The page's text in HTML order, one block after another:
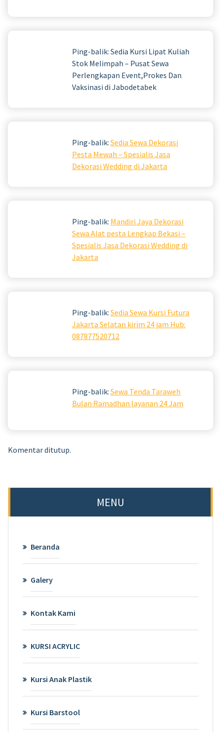
Ping-balik: Sedia Kursi Lipat Kuliah
Stok Melimpah – Pusat Sewa
Perlengkapan Event,Prokes Dan
Vaksinasi di Jabodetabek
Ping-balik: Sedia Sewa Dekorasi
Pesta Mewah – Spesialis Jasa
Dekorasi Wedding di Jakarta
Ping-balik: Mandiri Jaya Dekorasi
Sewa Alat pesta Lengkap Bekasi –
Spesialis Jasa Dekorasi Wedding di
Jakarta
Ping-balik: Sedia Sewa Kursi Futura
Jakarta Selatan kirim 24 jam Hub:
087877520712
Ping-balik: Sewa Tenda Taraweh
Bulan Ramadhan layanan 24 Jam
Komentar ditutup.
MENU
Beranda
Galery
Kontak Kami
KURSI ACRYLIC
Kursi Anak Plastik
Kursi Barstool